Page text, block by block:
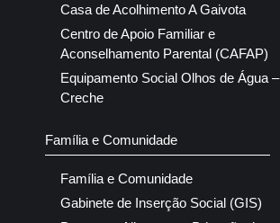
Casa de Acolhimento A Gaivota
Centro de Apoio Familiar e
Aconselhamento Parental (CAFAP)
Equipamento Social Olhos de Água –
Creche
Família e Comunidade
Família e Comunidade
Gabinete de Inserção Social (GIS)